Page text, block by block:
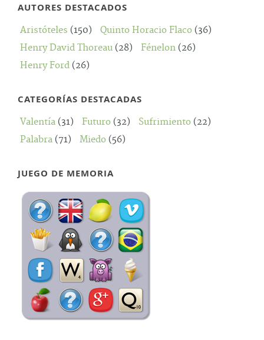
AUTORES DESTACADOS
Aristóteles (150) Quinto Horacio Flaco (36)
Henry David Thoreau (28) Fénelon (26)
Henry Ford (26)
CATEGORÍAS DESTACADAS
Valentía (31) Futuro (32) Sufrimiento (22)
Palabra (71) Miedo (56)
JUEGO DE MEMORIA